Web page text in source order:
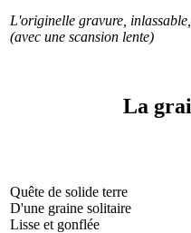
L'originelle gravure,
(avec une scansion lente)
La
Quête de solide terre
D'une graine solitaire
Lisse et gonflée